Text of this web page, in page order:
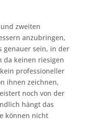
zweiten
anzubringen,
genauer sein, in der
da keinen riesigen
professioneller
ihnen zeichnen,
noch von der
hängt das
können nicht